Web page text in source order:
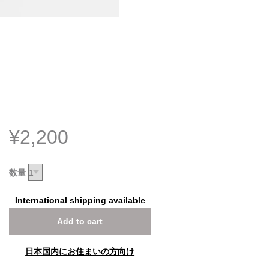
¥2,200
数量
International shipping available
Add to cart
日本国内にお住まいの方向け